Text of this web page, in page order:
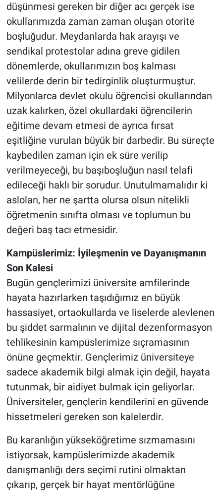
düşünmesi gereken bir diğer acı gerçek ise
okullarımızda zaman zaman oluşan otorite
boşluğudur. Meydanlarda hak arayışı ve
sendikal protestolar adına greve gidilen
dönemlerde, okullarımızın boş kalması
velilerde derin bir tedirginlik oluşturmuştur.
Milyonlarca devlet okulu öğrencisi okullarından
uzak kalırken, özel okullardaki öğrencilerin
eğitime devam etmesi de ayrıca fırsat
eşitliğine vurulan büyük bir darbedir. Bu süreçte
kaybedilen zaman için ek süre verilip
verilmeyeceği, bu başıboşluğun nasıl telafi
edileceği haklı bir sorudur. Unutulmamalıdır ki
aslolan, her ne şartta olursa olsun nitelikli
öğretmenin sınıfta olması ve toplumun bu
değeri baş tacı etmesidir.
Kampüslerimiz: İyileşmenin ve Dayanışmanın
Son Kalesi
Bugün gençlerimizi üniversite amfilerinde
hayata hazırlarken taşıdığımız en büyük
hassasiyet, ortaokullarda ve liselerde alevlenen
bu şiddet sarmalının ve dijital dezenformasyon
tehlikesinin kampüslerimize sıçramasının
önüne geçmektir. Gençlerimiz üniversiteye
sadece akademik bilgi almak için değil, hayata
tutunmak, bir aidiyet bulmak için geliyorlar.
Üniversiteler, gençlerin kendilerini en güvende
hissetmeleri gereken son kalelerdir.
Bu karanlığın yükseköğretime sızmamasını
istiyorsak, kampüslerimizde akademik
danışmanlığı ders seçimi rutini olmaktan
çıkarıp, gerçek bir hayat mentörlüğüne